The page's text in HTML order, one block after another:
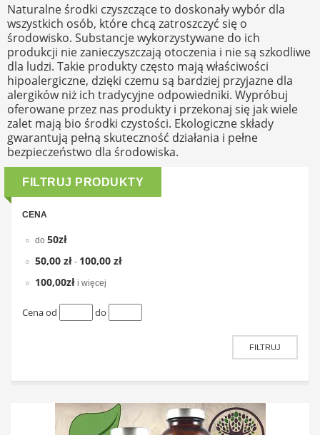
Naturalne środki czyszczące to doskonały wybór dla
wszystkich osób, które chcą zatroszczyć się o
środowisko. Substancje wykorzystywane do ich
produkcji nie zanieczyszczają otoczenia i nie są szkodliwe
dla ludzi. Takie produkty często mają właściwości
hipoalergiczne, dzięki czemu są bardziej przyjazne dla
alergików niż ich tradycyjne odpowiedniki. Wypróbuj
oferowane przez nas produkty i przekonaj się jak wiele
zalet mają bio środki czystości. Ekologiczne składy
gwarantują pełną skuteczność działania i pełne
bezpieczeństwo dla środowiska.
FILTRUJ PRODUKTY
CENA
do 50zł
50,00 zł - 100,00 zł
100,00zł i więcej
Cena od do
FILTRUJ